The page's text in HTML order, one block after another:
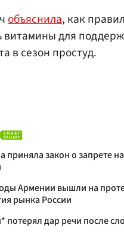
объяснила, как
витамины для
в сезон простуд.
приняла закон о запрете
Армении вышли на
рынка России
потерял дар речи после